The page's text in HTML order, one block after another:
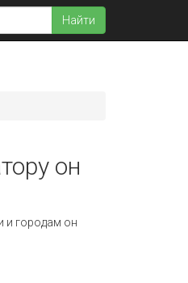
Найти
он
и городам он